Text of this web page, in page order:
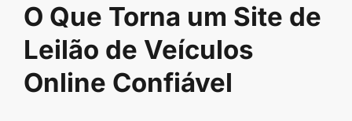
O Que Torna um Site de
Leilão de Veículos
Online Confiável